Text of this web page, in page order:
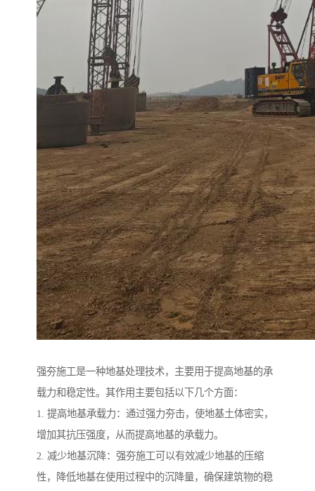
强夯施工是一种地基处理技术，主要用于提高地基的承
载力和稳定性。其作用主要包括以下几个方面：
1. 提高地基承载力：通过强力夯击，使地基土体密实，
增加其抗压强度，从而提高地基的承载力。
2. 减少地基沉降：强夯施工可以有效减少地基的压缩
性，降低地基在使用过程中的沉降量，确保建筑物的稳